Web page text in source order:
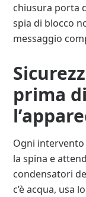
chiusura porta
spia di blocco
messaggio
prima
Ogni intervento
la spina e
condensatori
c’è acqua, usa